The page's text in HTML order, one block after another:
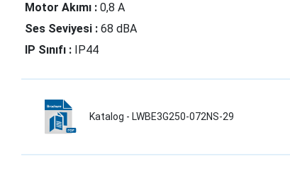
Motor Akımı : 0,8 A
Ses Seviyesi : 68 dBA
IP Sınıfı : IP44
Katalog - LWBE3G250-072NS-29